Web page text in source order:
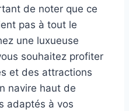
de noter que ce
pas à tout le
une luxueuse
souhaitez profiter
et des attractions
navire haut de
adaptés à vos